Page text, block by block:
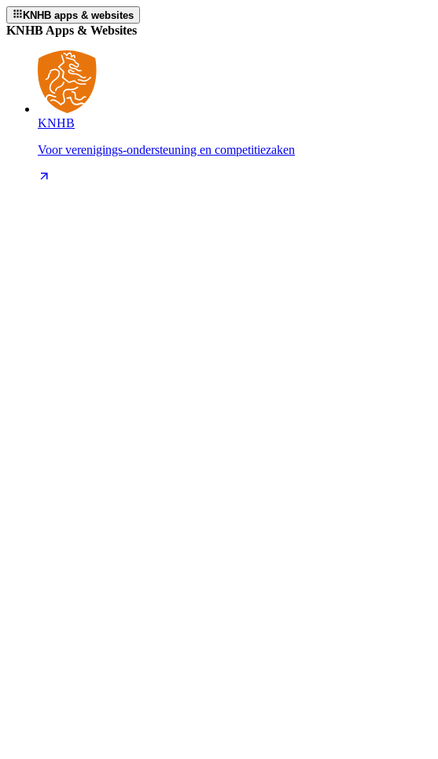
KNHB apps & websites
KNHB Apps & Websites
KNHB
Voor verenigings-ondersteuning en competitiezaken